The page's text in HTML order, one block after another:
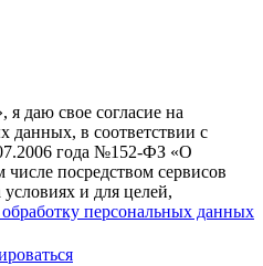
даю свое согласие на
данных, в соответствии с
года №152-ФЗ «О
посредством сервисов
и для целей,
персональных данных